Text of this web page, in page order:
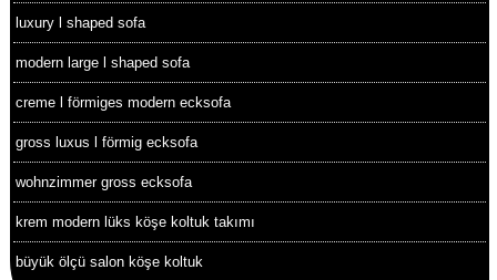
luxury l shaped sofa
modern large l shaped sofa
creme l förmiges modern ecksofa
gross luxus l förmig ecksofa
wohnzimmer gross ecksofa
krem modern lüks köşe koltuk takımı
büyük ölçü salon köşe koltuk